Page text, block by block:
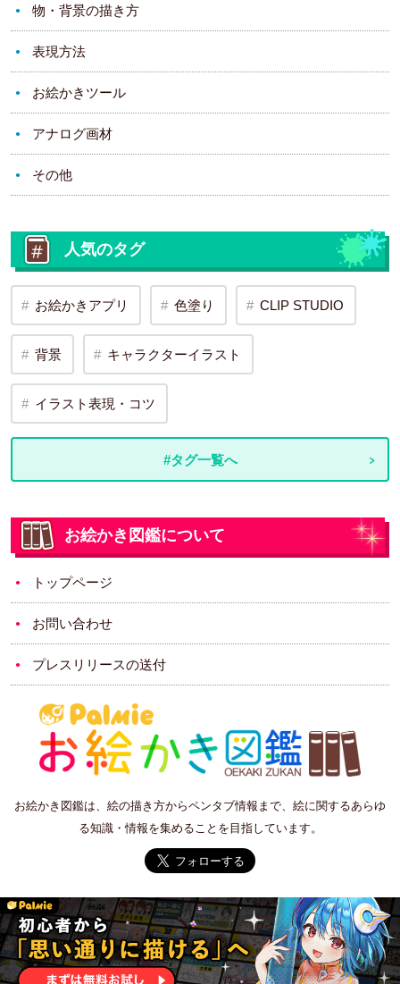
物・背景の描き方
表現方法
お絵かきツール
アナログ画材
その他
人気のタグ
お絵かきアプリ 色塗り CLIP STUDIO
背景 キャラクターイラスト
イラスト表現・コツ
#タグ一覧へ
お絵かき図鑑について
トップページ
お問い合わせ
プレスリリースの送付
お絵かき図鑑は、絵の描き方からペンタブ情報まで、絵に関するあらゆ
る知識・情報を集めることを目指しています。